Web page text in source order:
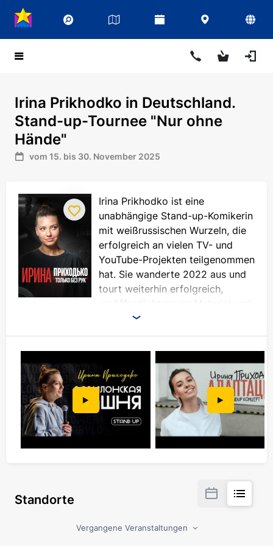
Irina Prikhodko in Deutschland.
Stand-up-Tournee "Nur ohne
Hände"
vom 15. bis 30. November 2025
Irina Prikhodko ist eine
unabhängige Stand-up-Komikerin
mit weißrussischen Wurzeln, die
erfolgreich an vielen TV- und
YouTube-Projekten teilgenommen
hat. Sie wanderte 2022 aus und
tourt weiterhin erfolgreich,
veröffentlicht neues Material und
spielt die Hauptrolle in der
YouTube-Show "Cultural Difference" mit Ruslan
begeisterte 2024 das Publikum in mehr als 40
europäischen Städten.
In ihrem neuen Programm "Only Without Hands"
diskutiert Irina aufrichtig über Gesundheit,
persönliche Komplexe und Grenzen, menschliche
Standorte
Vergangene Veranstaltungen